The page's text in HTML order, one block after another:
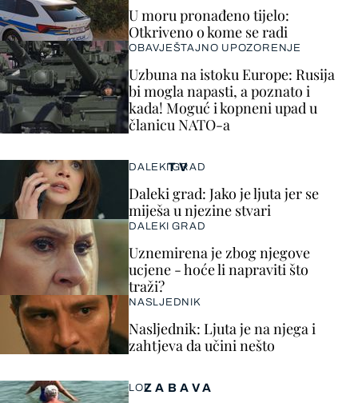
U moru pronađeno tijelo:
Otkriveno o kome se radi
OBAVJEŠTAJNO UPOZORENJE
Uzbuna na istoku Europe: Rusija
bi mogla napasti, a poznato i
kada! Moguć i kopneni upad u
članicu NATO-a
ZABAVA
LOL
TV
DALEKI GRAD
Daleki grad: Jako je ljuta jer se
miješa u njezine stvari
DALEKI GRAD
Uznemirena je zbog njegove
ucjene - hoće li napraviti što
traži?
NASLJEDNIK
Nasljednik: Ljuta je na njega i
zahtjeva da učini nešto